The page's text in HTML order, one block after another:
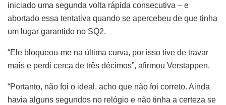
iniciado uma segunda volta rápida consecutiva – e
abortado essa tentativa quando se apercebeu de que tinha
um lugar garantido no SQ2.
“Ele bloqueou-me na última curva, por isso tive de travar
mais e perdi cerca de três décimos”, afirmou Verstappen.
“Portanto, não foi o ideal, acho que não foi correto. Ainda
havia alguns segundos no relógio e não tinha a certeza se